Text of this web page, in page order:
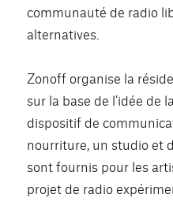
communauté de radio
alternatives.
Zonoff organise la
sur la base de l’idée de
dispositif de
nourriture, un studio et
sont fournis pour les
projet de radio